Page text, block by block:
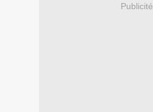
Publicité